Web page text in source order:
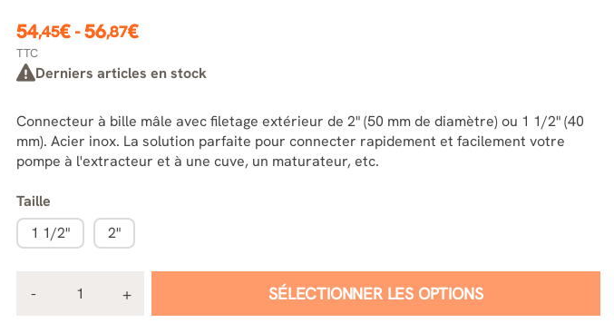
54,45€-56,87€
TTC
Derniers articles en stock
Connecteur à bille mâle avec filetage extérieur de 2" (50 mm de diamètre) ou 1 1/2" (40
mm). Acier inox. La solution parfaite pour connecter rapidement et facilement votre
pompe à l'extracteur et à une cuve, un maturateur, etc.
Taille
1 1/2"
2"
SÉLECTIONNER LES OPTIONS